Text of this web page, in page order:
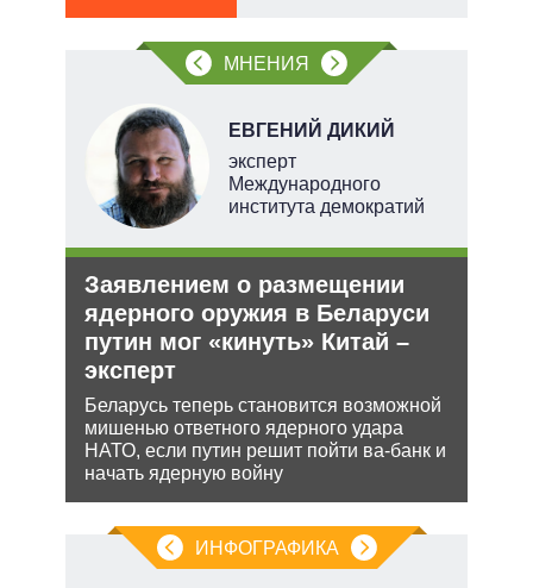
МНЕНИЯ
ЕВГЕНИЙ ДИКИЙ
эксперт
Международного
института демократий
Заявлением о размещении
ядерного оружия в Беларуси
путин мог «кинуть» Китай –
эксперт
Беларусь теперь становится возможной
мишенью ответного ядерного удара
НАТО, если путин решит пойти ва-банк и
начать ядерную войну
ИНФОГРАФИКА